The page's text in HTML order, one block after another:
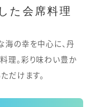
た会席料理
の幸を中心に、丹
理。彩り味わい豊か
だけます。